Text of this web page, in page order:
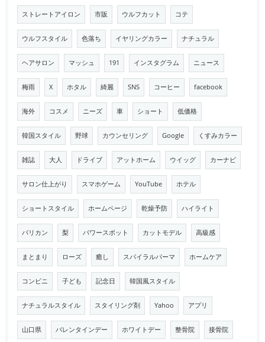
ストレートアイロン 市販 ウルフカット コテ
ウルフスタイル 色落ち イヤリングカラー ナチュラル
ヘアサロン マッシュ 191 インスタグラム ニュース
梅雨 X ホタル 綺麗 SNS コーヒー facebook
海外 コスメ ニーズ 車 ショート 低価格
韓国スタイル 野球 カウンセリング Google くすみカラー
雑誌 大人 ドライブ アットホーム ウイッグ カーナビ
サロン仕上がり スマホゲーム YouTube ホテル
ショートスタイル ホームページ 乾燥予防 ハイライト
バリカン 梨 パワースポット カットモデル 高級感
まとまり ローズ 癒し スパイラルパーマ ホームケア
コンビニ 子ども 記念日 韓国風スタイル
ナチュラルスタイル スタイリング剤 Yahoo アプリ
山口県 バレンタインデー ホワイトデー 整骨院 接骨院